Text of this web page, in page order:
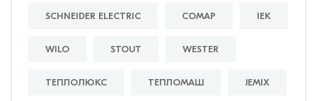
SCHNEIDER ELECTRIC COMAP IEK
WILO STOUT WESTER
ТЕПЛОЛЮКС ТЕПЛОМАШ JEMIX